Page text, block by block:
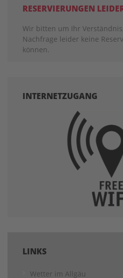
RESERVIERUNGEN
Wir bitten um Ihr
Nachfrage leider keine
können.
INTERNETZUGANG
LINKS
Wetter im Allgäu